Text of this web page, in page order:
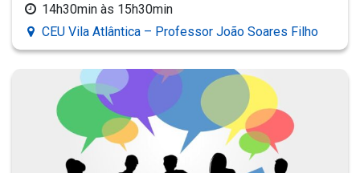
14h30min às 15h30min
CEU Vila Atlântica – Professor João Soares Filho